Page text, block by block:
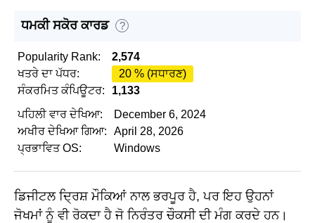
ਧਮਕੀ ਸਕੋਰ ਕਾਰਡ ?
Popularity Rank:
2,574
ਖਤਰੇ ਦਾ ਪੱਧਰ:
20 % (ਸਧਾਰਣ)
ਸੰਕਰਮਿਤ ਕੰਪਿਊਟਰ:
1,133
ਪਹਿਲੀ ਵਾਰ ਦੇਖਿਆ:
December 6, 2024
ਅਖੀਰ ਦੇਖਿਆ ਗਿਆ:
April 28, 2026
ਪ੍ਰਭਾਵਿਤ OS:
Windows
ਡਿਜੀਟਲ ਦ੍ਰਿਸ਼ ਮੌਕਿਆਂ ਨਾਲ ਭਰਪੂਰ ਹੈ, ਪਰ ਇਹ ਉਹਨਾਂ
ਜੋਖਮਾਂ ਨੂੰ ਵੀ ਰੋਕਦਾ ਹੈ ਜੋ ਨਿਰੰਤਰ ਚੌਕਸੀ ਦੀ ਮੰਗ ਕਰਦੇ ਹਨ।